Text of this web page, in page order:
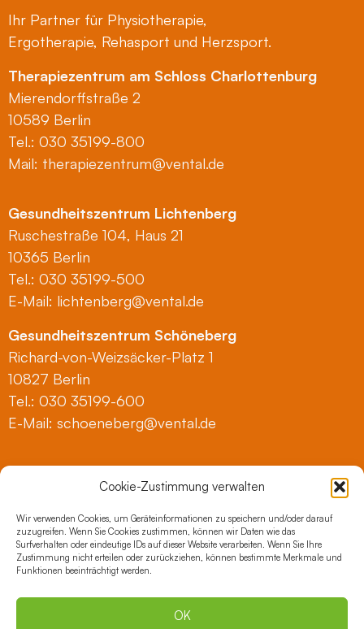
Cookie-Zustimmung verwalten
Wir verwenden Cookies, um Geräteinformationen zu speichern und/oder darauf
zuzugreifen. Wenn Sie Cookies zustimmen, können wir Daten wie das
Surfverhalten oder eindeutige IDs auf dieser Website verarbeiten. Wenn Sie Ihre
Zustimmung nicht erteilen oder zurückziehen, können bestimmte Merkmale und
Funktionen beeinträchtigt werden.
OK
Ihr Partner für Physiotherapie,
Ergotherapie, Rehasport und Herzsport.
Therapiezentrum am Schloss Charlottenburg
Mierendorffstraße 2
10589 Berlin
Tel.: 030 35199-800
Mail: therapiezentrum@vental.de
Gesundheitszentrum Lichtenberg
Ruschestraße 104, Haus 21
10365 Berlin
Tel.: 030 35199-500
E-Mail: lichtenberg@vental.de
Gesundheitszentrum Schöneberg
Richard-von-Weizsäcker-Platz 1
10827 Berlin
Tel.: 030 35199-600
E-Mail: schoeneberg@vental.de
Gesundheitszentrum an der Oper Berlin
Bismarckstraße 79/80
10627 Berlin
Tel.: 030 35199-700
E-Mail:anderoper@vental.de
Gesundheitszentrum Zehlendorf
Spanische Allee 16, Haus B